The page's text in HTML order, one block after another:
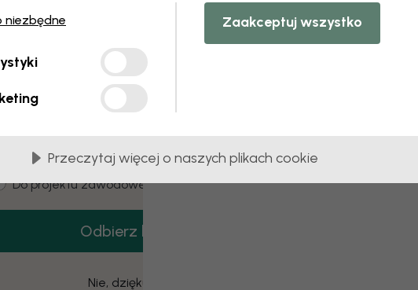
3 darmowych próbek
3 próbek tapet całkowicie za darmo.
type
Dla mnie
Do projektu zawodowego
Odbierz kod
Nie, dziękuję
niezbędne Zaakceptuj wszystko
Przeczytaj więcej o naszych plikach cookie